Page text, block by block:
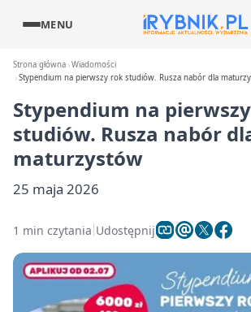
MENU
Strona główna Wiadomości
Stypendium na pierwszy rok studiów. Rusza nabór dla
Stypendium na
studiów. Rusza nabór
maturzystów
25 maja 2026
1 min czytania Udostępnij